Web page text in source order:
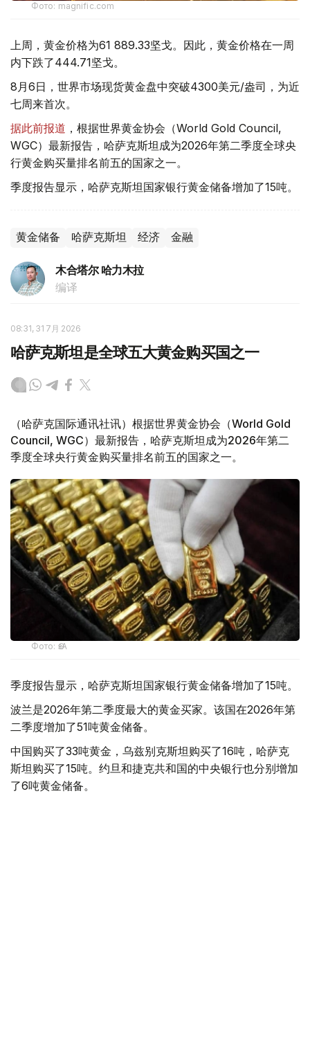
Фото: magnific.com
上周，黄金价格为61 889.33坚戈。因此，黄金价格在一周
内下跌了444.71坚戈。
8月6日，世界市场现货黄金盘中突破4300美元/盎司，为近
七周来首次。
据此前报道 ，根据世界黄金协会（World Gold Council,
WGC）最新报告，哈萨克斯坦成为2026年第二季度全球央
行黄金购买量排名前五的国家之一。
季度报告显示，哈萨克斯坦国家银行黄金储备增加了15吨。
黄金储备 哈萨克斯坦 经济 金融
木合塔尔 哈力木拉
编译
08:31, 31 7月 2026
哈萨克斯坦是全球五大黄金购买国之一
（哈萨克国际通讯社讯）根据世界黄金协会（World Gold
Council, WGC）最新报告，哈萨克斯坦成为2026年第二
季度全球央行黄金购买量排名前五的国家之一。
Фото: ӨзА
季度报告显示，哈萨克斯坦国家银行黄金储备增加了15吨。
波兰是2026年第二季度最大的黄金买家。该国在2026年第
二季度增加了51吨黄金储备。
中国购买了33吨黄金，乌兹别克斯坦购买了16吨，哈萨克
斯坦购买了15吨。约旦和捷克共和国的中央银行也分别增加
了6吨黄金储备。